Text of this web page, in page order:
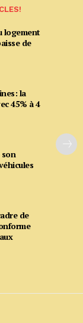
logement
de
la
45% à 4
de